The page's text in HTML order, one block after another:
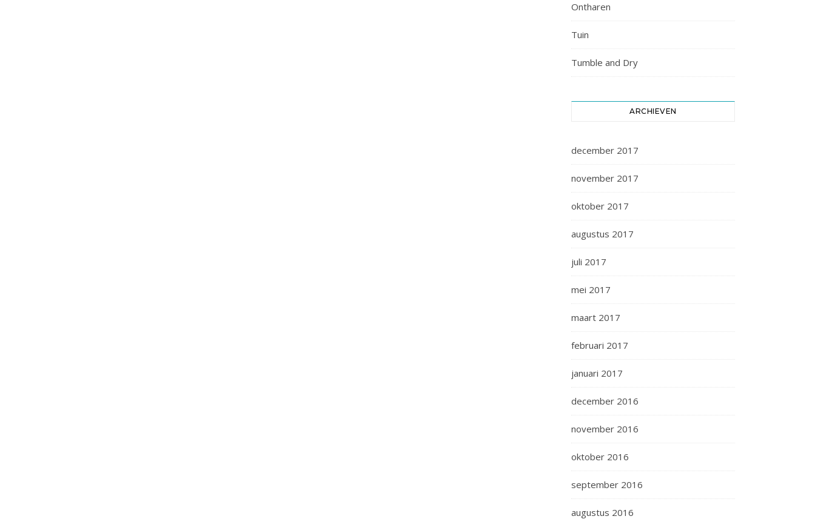
Ontharen
Tuin
Tumble and Dry
ARCHIEVEN
december 2017
november 2017
oktober 2017
augustus 2017
juli 2017
mei 2017
maart 2017
februari 2017
januari 2017
december 2016
november 2016
oktober 2016
september 2016
augustus 2016